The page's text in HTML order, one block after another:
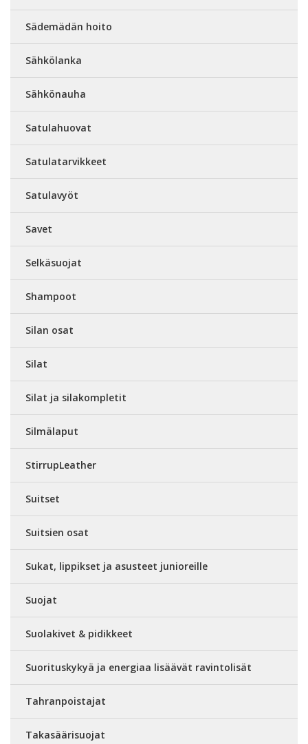
Sädemädän hoito
Sähkölanka
Sähkönauha
Satulahuovat
Satulatarvikkeet
Satulavyöt
Savet
Selkäsuojat
Shampoot
Silan osat
Silat
Silat ja silakompletit
Silmälaput
StirrupLeather
Suitset
Suitsien osat
Sukat, lippikset ja asusteet junioreille
Suojat
Suolakivet & pidikkeet
Suorituskykyä ja energiaa lisäävät ravintolisät
Tahranpoistajat
Takasäärisuojat